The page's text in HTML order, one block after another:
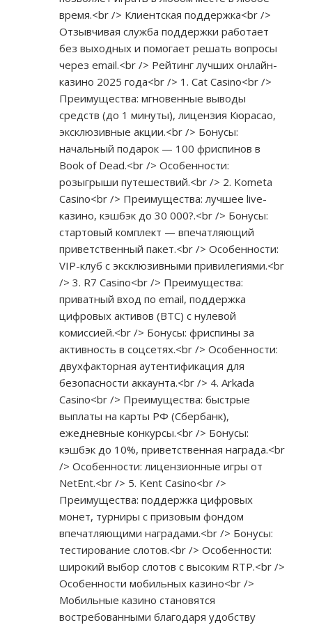
время.<br /> Клиентская поддержка<br />
Отзывчивая служба поддержки работает
без выходных и помогает решать вопросы
через email.<br /> Рейтинг лучших онлайн-
казино 2025 года<br /> 1. Cat Casino<br />
Преимущества: мгновенные выводы
средств (до 1 минуты), лицензия Кюрасао,
эксклюзивные акции.<br /> Бонусы:
начальный подарок — 100 фриспинов в
Book of Dead.<br /> Особенности:
розыгрыши путешествий.<br /> 2. Kometa
Casino<br /> Преимущества: лучшее live-
казино, кэшбэк до 30 000?.<br /> Бонусы:
стартовый комплект — впечатляющий
приветственный пакет.<br /> Особенности:
VIP-клуб с эксклюзивными привилегиями.<br
/> 3. R7 Casino<br /> Преимущества:
приватный вход по email, поддержка
цифровых активов (BTC) с нулевой
комиссией.<br /> Бонусы: фриспины за
активность в соцсетях.<br /> Особенности:
двухфакторная аутентификация для
безопасности аккаунта.<br /> 4. Arkada
Casino<br /> Преимущества: быстрые
выплаты на карты РФ (Сбербанк),
ежедневные конкурсы.<br /> Бонусы:
кэшбэк до 10%, приветственная награда.<br
/> Особенности: лицензионные игры от
NetEnt.<br /> 5. Kent Casino<br />
Преимущества: поддержка цифровых
монет, турниры с призовым фондом
впечатляющими наградами.<br /> Бонусы:
тестирование слотов.<br /> Особенности:
широкий выбор слотов с высоким RTP.<br />
Особенности мобильных казино<br />
Мобильные казино становятся
востребованными благодаря удобству